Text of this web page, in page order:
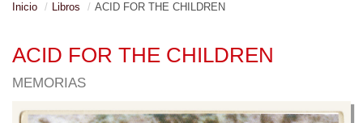
Inicio Libros ACID FOR THE CHILDREN
ACID FOR THE CHILDREN
MEMORIAS